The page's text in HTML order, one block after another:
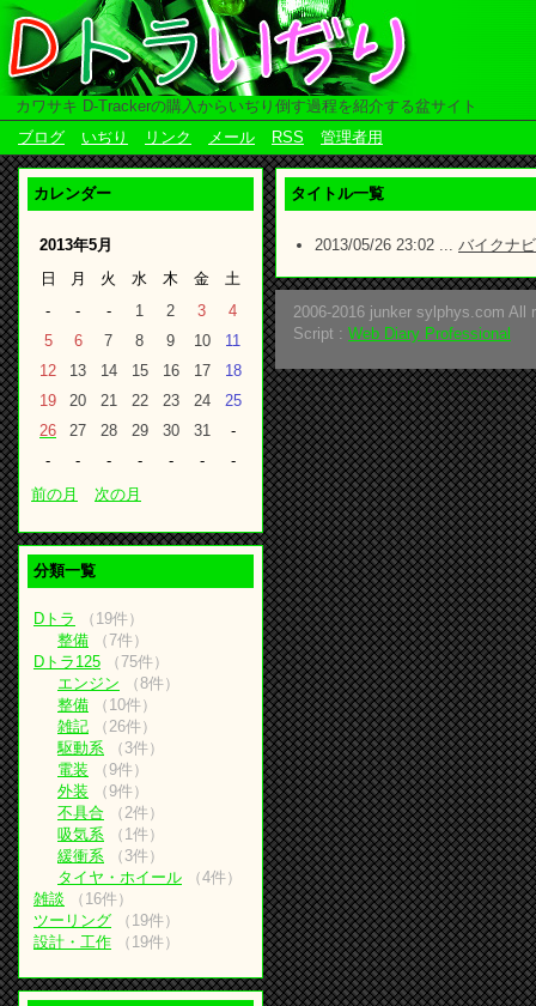
カワサキ D-Trackerの購入からいぢり倒す過程を紹介する盆サイト
ブログ
いぢり リンク メール RSS 管理者用
タイトル一覧
2013/05/26 23:02 ... バイクナビ
カレンダー
2013年5月
日
月 火 水 木 金
土
-
- - 1 2 3
4
5
6 7 8 9 10
11
12
13 14 15 16 17
18
19
20 21 22 23 24
25
26
27 28 29 30 31
-
-
- - - - -
-
前の月
次の月
分類一覧
Dトラ
（19件）
整備 （7件）
Dトラ125 （75件）
エンジン （8件）
整備 （10件）
雑記 （26件）
駆動系 （3件）
電装 （9件）
外装 （9件）
不具合 （2件）
吸気系 （1件）
緩衝系 （3件）
タイヤ・ホイール （4件）
雑談 （16件）
ツーリング （19件）
設計・工作 （19件）
2006-2016 junker sylphys.com All
Script : Web Diary Professional